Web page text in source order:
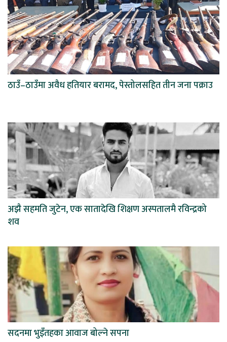
ठाउँ–ठाउँमा अवैध हतियार बरामद, पेस्तोलसहित तीन जना पक्राउ
अझै सहमति जुटेन, एक सातादेखि शिक्षण अस्पतालमै रविन्द्रको
शव
सदनमा भुइँतहका आवाज बोल्ने सपना